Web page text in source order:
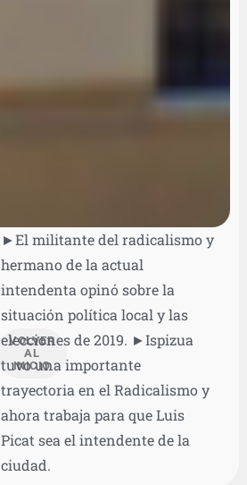
VOLVER
AL
INICIO
►El militante del radicalismo y
hermano de la actual
intendenta opinó sobre la
situación política local y las
elecciones de 2019. ►Ispizua
tuvo una importante
trayectoria en el Radicalismo y
ahora trabaja para que Luis
Picat sea el intendente de la
ciudad.